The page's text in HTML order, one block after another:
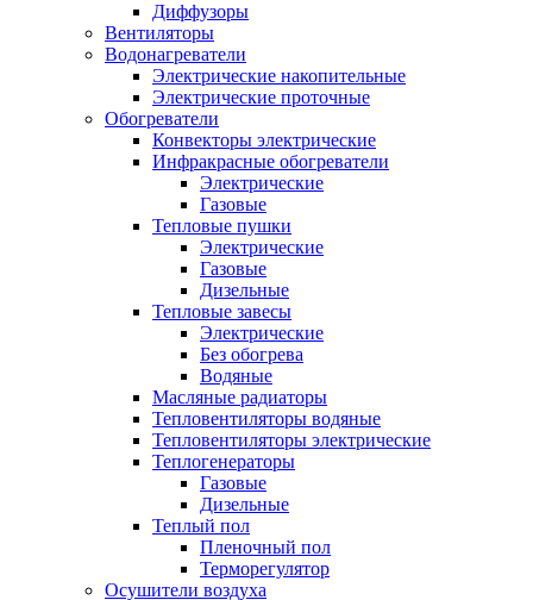
Диффузоры
Вентиляторы
Водонагреватели
Электрические накопительные
Электрические проточные
Обогреватели
Конвекторы электрические
Инфракрасные обогреватели
Электрические
Газовые
Тепловые пушки
Электрические
Газовые
Дизельные
Тепловые завесы
Электрические
Без обогрева
Водяные
Масляные радиаторы
Тепловентиляторы водяные
Тепловентиляторы электрические
Теплогенераторы
Газовые
Дизельные
Теплый пол
Пленочный пол
Терморегулятор
Осушители воздуха